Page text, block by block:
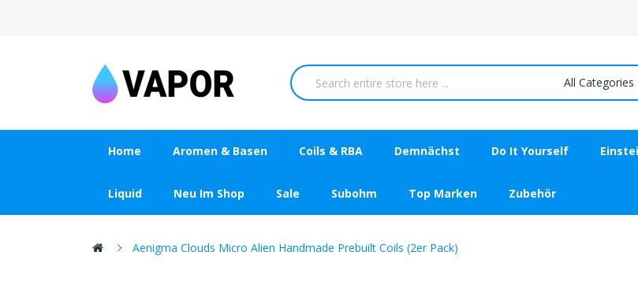
All Categories
Home Aromen & Basen Coils & RBA Demnächst Do It Yourself
Liquid Neu Im Shop Sale Subohm Top Marken Zubehör
Aenigma Clouds Micro Alien Handmade Prebuilt Coils (2er Pack)